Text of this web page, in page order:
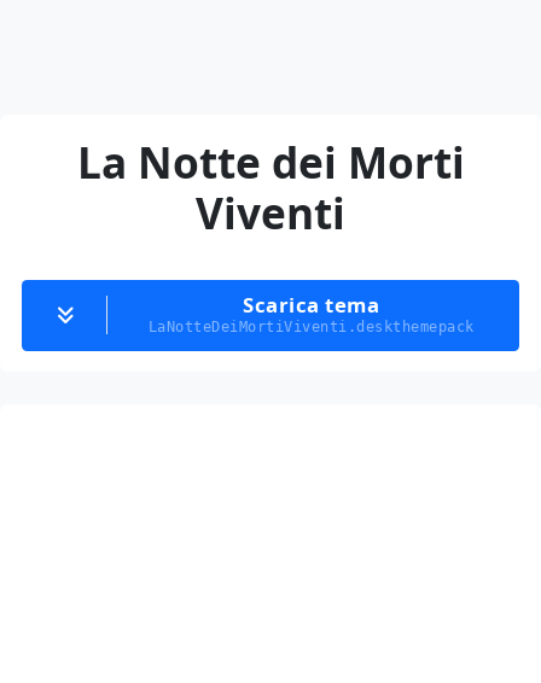
La Notte dei Morti
Viventi
Scarica tema
LaNotteDeiMortiViventi.deskthemepack